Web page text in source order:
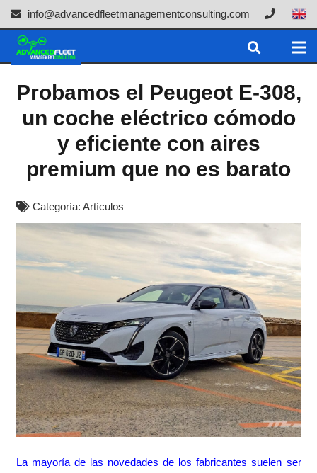
info@advancedfleetmanagementconsulting.com
Probamos el Peugeot E-308,
un coche eléctrico cómodo
y eficiente con aires
premium que no es barato
Categoría: Artículos
La mayoría de las novedades de los fabricantes suelen ser